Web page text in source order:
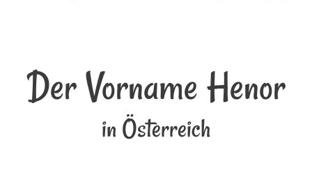
Der Vorname Henor
in Österreich